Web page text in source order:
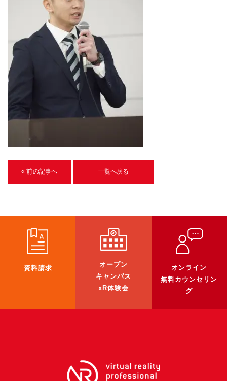
《SDGs》
U-15メタバースプログラミング講座
入学案内
受講生紹介
イベント
ブログ
アクセスマップ
企業向け
《3DGS》
3D Gaussian Splatting アプリ開発研修
3DGSニュース
《受託開発》
《最新プロダクト》
バーチャルイベントプラットフォーム『MetaLiveStage』2025年
3D空間キャプチャーアプリ『Qoocan』
« 前の記事へ 一覧へ戻る
資料請求
オープン
キャンパス
xR体験会
オンライン
無料カウンセリン
グ